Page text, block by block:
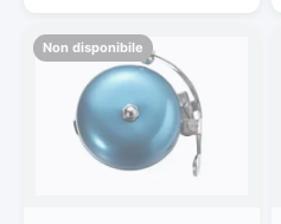
Non disponibile